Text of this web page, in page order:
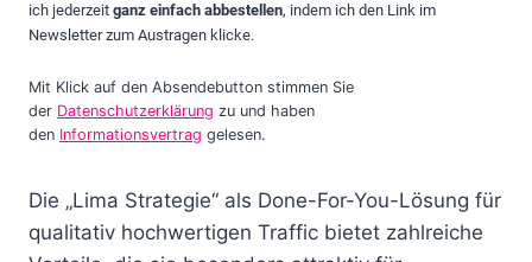
ich jederzeit ganz einfach abbestellen, indem ich den Link im
Newsletter zum Austragen klicke.
Mit Klick auf den Absendebutton stimmen Sie
der Datenschutzerklärung zu und haben
den Informationsvertrag gelesen.
Die „Lima Strategie“ als Done-For-You-Lösung für
qualitativ hochwertigen Traffic bietet zahlreiche